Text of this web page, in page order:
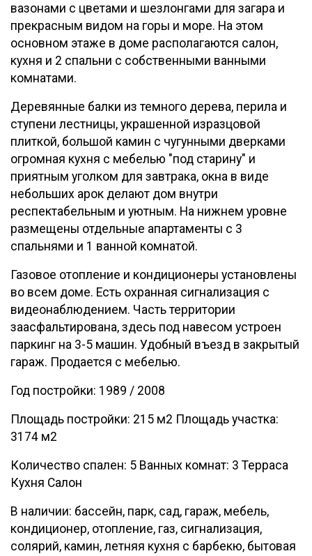
вазонами с цветами и шезлонгами для загара и
прекрасным видом на горы и море. На этом
основном этаже в доме располагаются салон,
кухня и 2 спальни с собственными ванными
комнатами.
Деревянные балки из темного дерева, перила и
ступени лестницы, украшенной изразцовой
плиткой, большой камин с чугунными дверками
огромная кухня с мебелью "под старину" и
приятным уголком для завтрака, окна в виде
небольших арок делают дом внутри
респектабельным и уютным. На нижнем уровне
размещены отдельные апартаменты с 3
спальнями и 1 ванной комнатой.
Газовое отопление и кондиционеры установлены
во всем доме. Есть охранная сигнализация с
видеонаблюдением. Часть территории
заасфальтирована, здесь под навесом устроен
паркинг на 3-5 машин. Удобный въезд в закрытый
гараж. Продается с мебелью.
Год постройки: 1989 / 2008
Площадь постройки: 215 м2 Площадь участка:
3174 м2
Количество спален: 5 Ванных комнат: 3 Терраса
Кухня Салон
В наличии: бассейн, парк, сад, гараж, мебель,
кондиционер, отопление, газ, сигнализация,
солярий, камин, летняя кухня с барбекю, бытовая